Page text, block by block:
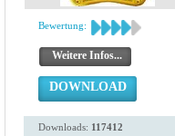
Bewertung:
Weitere Infos...
DOWNLOAD
Downloads: 117412